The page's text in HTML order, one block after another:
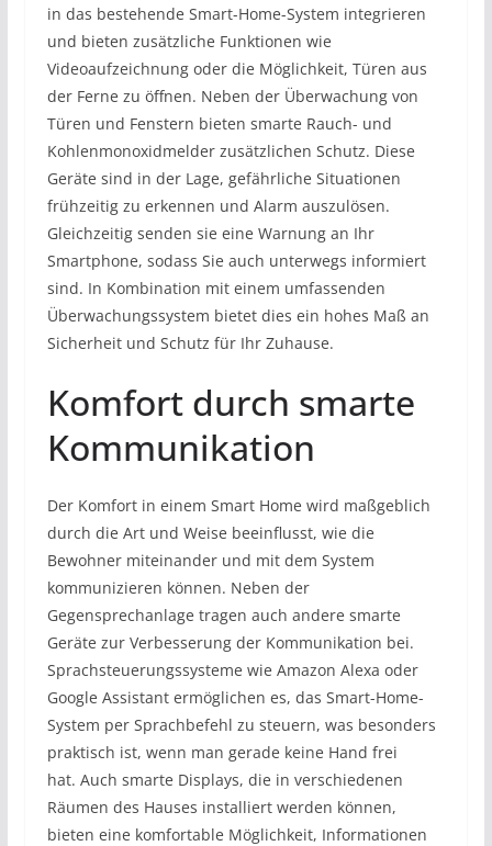
in das bestehende Smart-Home-System integrieren
und bieten zusätzliche Funktionen wie
Videoaufzeichnung oder die Möglichkeit, Türen aus
der Ferne zu öffnen. Neben der Überwachung von
Türen und Fenstern bieten smarte Rauch- und
Kohlenmonoxidmelder zusätzlichen Schutz. Diese
Geräte sind in der Lage, gefährliche Situationen
frühzeitig zu erkennen und Alarm auszulösen.
Gleichzeitig senden sie eine Warnung an Ihr
Smartphone, sodass Sie auch unterwegs informiert
sind. In Kombination mit einem umfassenden
Überwachungssystem bietet dies ein hohes Maß an
Sicherheit und Schutz für Ihr Zuhause.
Komfort durch smarte
Kommunikation
Der Komfort in einem Smart Home wird maßgeblich
durch die Art und Weise beeinflusst, wie die
Bewohner miteinander und mit dem System
kommunizieren können. Neben der
Gegensprechanlage tragen auch andere smarte
Geräte zur Verbesserung der Kommunikation bei.
Sprachsteuerungssysteme wie Amazon Alexa oder
Google Assistant ermöglichen es, das Smart-Home-
System per Sprachbefehl zu steuern, was besonders
praktisch ist, wenn man gerade keine Hand frei
hat. Auch smarte Displays, die in verschiedenen
Räumen des Hauses installiert werden können,
bieten eine komfortable Möglichkeit, Informationen